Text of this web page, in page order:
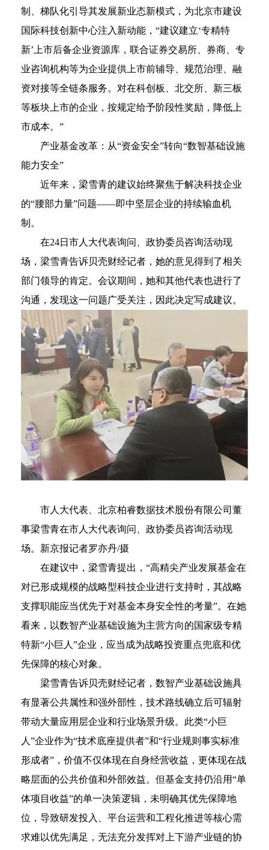
制、梯队化引导其发展新业态新模式，为北京市建设
国际科技创新中心注入新动能，“建议建立‘专精特
新’上市后备企业资源库，联合证券交易所、券商、专
业咨询机构等为企业提供上市前辅导、规范治理、融
资对接等全链条服务。对在科创板、北交所、新三板
等板块上市的企业，按规定给予阶段性奖励，降低上
市成本。”
产业基金改革：从“资金安全”转向“数智基础设施
能力安全”
近年来，梁雪青的建议始终聚焦于解决科技企业
的“腰部力量”问题——即中坚层企业的持续输血机
制。
在24日市人大代表询问、政协委员咨询活动现
场，梁雪青告诉贝壳财经记者，她的意见得到了相关
部门领导的肯定。会议期间，她和其他代表也进行了
沟通，发现这一问题广受关注，因此决定写成建议。
市人大代表、北京柏睿数据技术股份有限公司董
事梁雪青在市人大代表询问、政协委员咨询活动现
场。新京报记者罗亦丹/摄
在建议中，梁雪青提出，“高精尖产业发展基金在
对已形成规模的战略型科技企业进行支持时，其战略
支撑职能应当优先于对基金本身安全性的考量”。在她
看来，以数智产业基础设施为主营方向的国家级专精
特新“小巨人”企业，应当成为战略投资重点兜底和优
先保障的核心对象。
梁雪青告诉贝壳财经记者，数智产业基础设施具
有显著公共属性和强外部性，技术路线确立后可辐射
带动大量应用层企业和行业场景升级。此类“小巨
人”企业作为“技术底座提供者”和“行业规则事实标准
形成者”，价值不仅体现在自身经营收益，更体现在战
略层面的公共价值和外部效益。但基金支持仍沿用“单
体项目收益”的单一决策逻辑，未明确其优先保障地
位，导致研发投入、平台运营和工程化推进等核心需
求难以优先满足，无法充分发挥对上下游产业链的协